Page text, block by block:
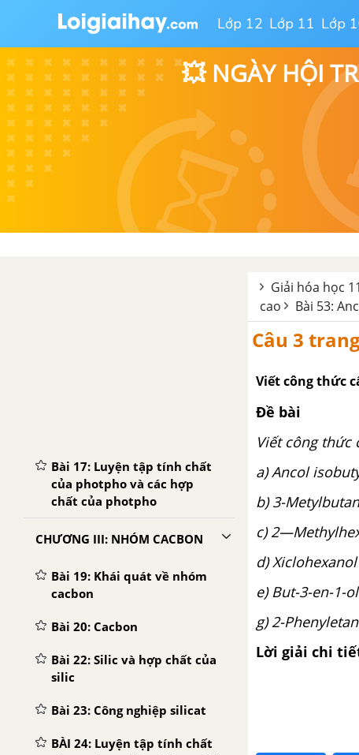
Lớp 12 Lớp 11 Lớp
💥 NGÀY HỘI
các chất điện li
CHƯƠNG II: NHÓM NITƠ
Bài 9: Khái quát về nhóm
Nitơ
Bài 10: Nitơ
Bài 11: Amoniac và muối
Bài 12: Axit Nitric và muối
Bài 17: Luyện tập tính chất
của photpho và các hợp
chất của photpho
CHƯƠNG III: NHÓM CACBON
Bài 19: Khái quát về nhóm
cacbon
Bài 20: Cacbon
Bài 22: Silic và hợp chất của
silic
Bài 23: Công nghiệp silicat
BÀI 24: Luyện tập tính chất
Giải hóa học
cao
Bài 53:
Câu 3
Viết công thức
Đề bài
Viết công thức
a) Ancol
b) 3-
c)
d)
e)
g) 2-
Lời giải chi